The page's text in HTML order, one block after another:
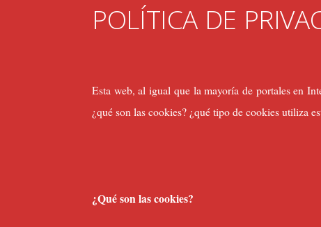
POLÍTICA DE
Esta web, al igual que la mayoría de portales en
¿qué son las cookies? ¿qué tipo de cookies utiliza
¿Qué son las cookies?